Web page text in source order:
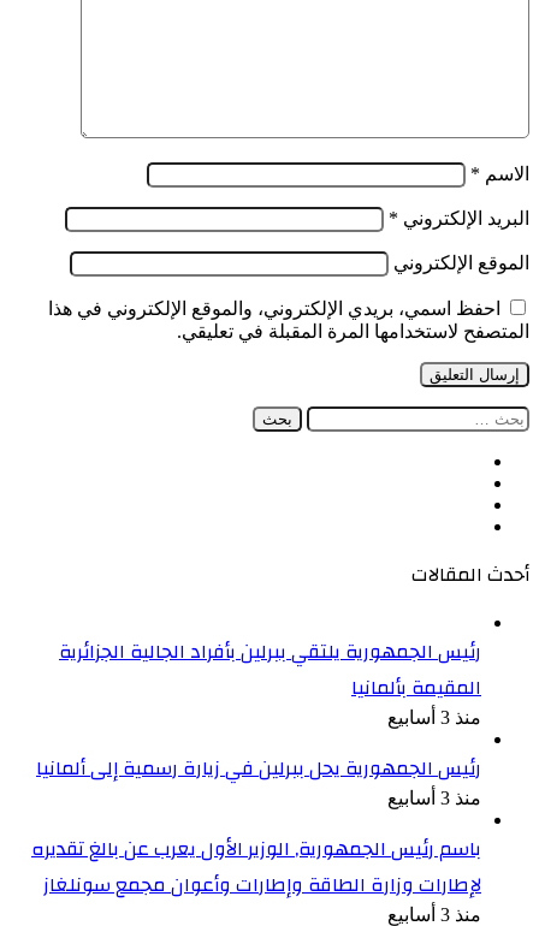
الاسم *
البريد الإلكتروني *
الموقع الإلكتروني
احفظ اسمي، بريدي الإلكتروني، والموقع الإلكتروني في هذا
المتصفح لاستخدامها المرة المقبلة في تعليقي.
البحث
أحدث المقالات
رئيس الجمهورية يلتقي ببرلين بأفراد الجالية الجزائرية
المقيمة بألمانيا
منذ 3 أسابيع
رئيس الجمهورية يحل ببرلين في زيارة رسمية إلى ألمانيا
منذ 3 أسابيع
باسم رئيس الجمهورية, الوزير الأول يعرب عن بالغ تقديره
لإطارات وزارة الطاقة وإطارات وأعوان مجمع سونلغاز
منذ 3 أسابيع